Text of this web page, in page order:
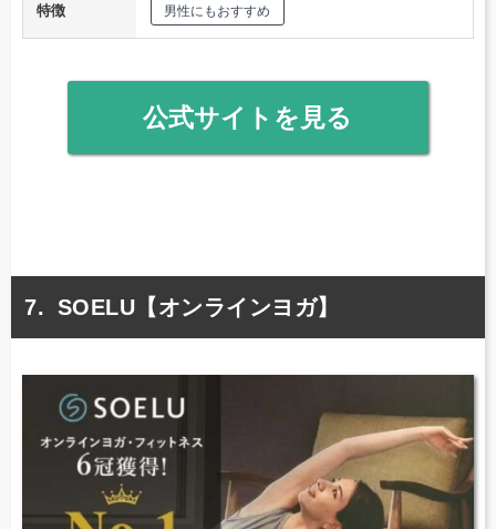
特徴 男性にもおすすめ
公式サイトを見る
SOELU【オンラインヨガ】